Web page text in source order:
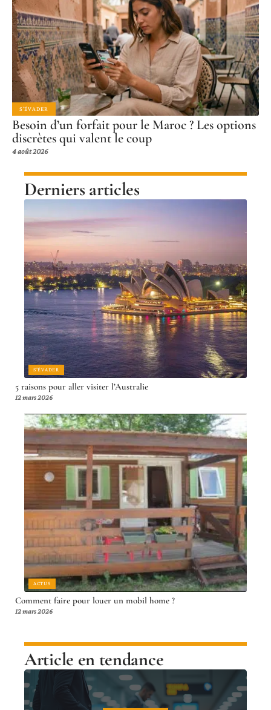
S'ÉVADER
Besoin d’un forfait pour le Maroc ? Les options
discrètes qui valent le coup
4 août 2026
Derniers articles
S'ÉVADER
5 raisons pour aller visiter l’Australie
12 mars 2026
ACTUS
Comment faire pour louer un mobil home ?
12 mars 2026
Article en tendance